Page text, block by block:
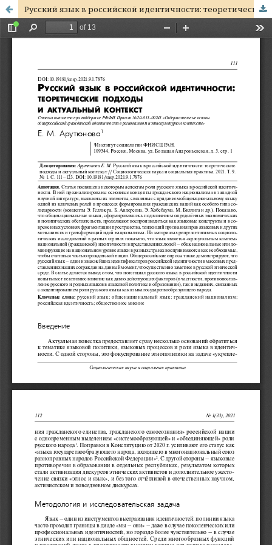
Русский язык в российской идентичности: теоретические подходы и актуальный контекст